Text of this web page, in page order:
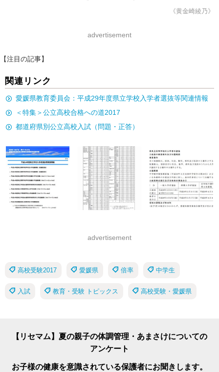
《黄金崎綾乃》
advertisement
【注目の記事】
関連リンク
愛媛県教育委員会：平成29年度県立学校入学者選抜等関連情報
＜特集＞公立高校合格への道2017
都道府県別公立高校入試（問題・正答）
advertisement
高校受験2017 愛媛県 倍率 中学生
入試 教育・受験 トピックス 高校受験・愛媛県
【リセマム】夏の親子の体調管理・あまさけについての
アンケート
お子様の健康を意識されている保護者にお聞きします。